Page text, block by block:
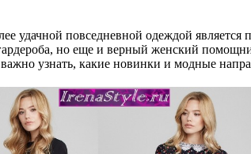
удачной повседневной одеждой
но еще и верный женский
узнать, какие новинки и модные